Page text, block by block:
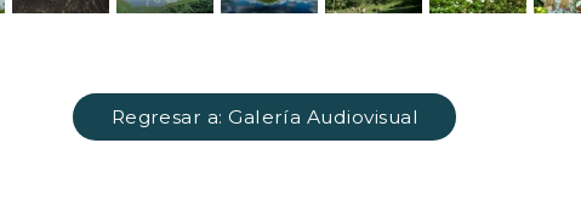
Regresar a: Galería Audiovisual